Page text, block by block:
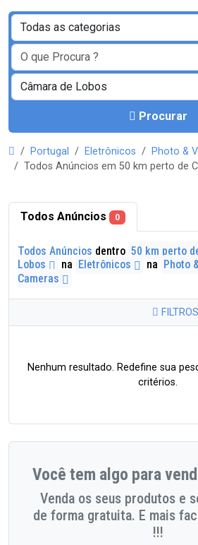
Procurar
Portugal Eletrônicos
Photo &
Todos Anúncios em 50 km perto de
Todos Anúncios 0
Todos Anúncios dentro 50 km perto
Lobos
na Eletrônicos na Photo
Cameras
FILTROS
Nenhum resultado. Redefine sua
critérios.
Você tem algo para
Venda os seus produtos e
de forma gratuita. E mais
!!!